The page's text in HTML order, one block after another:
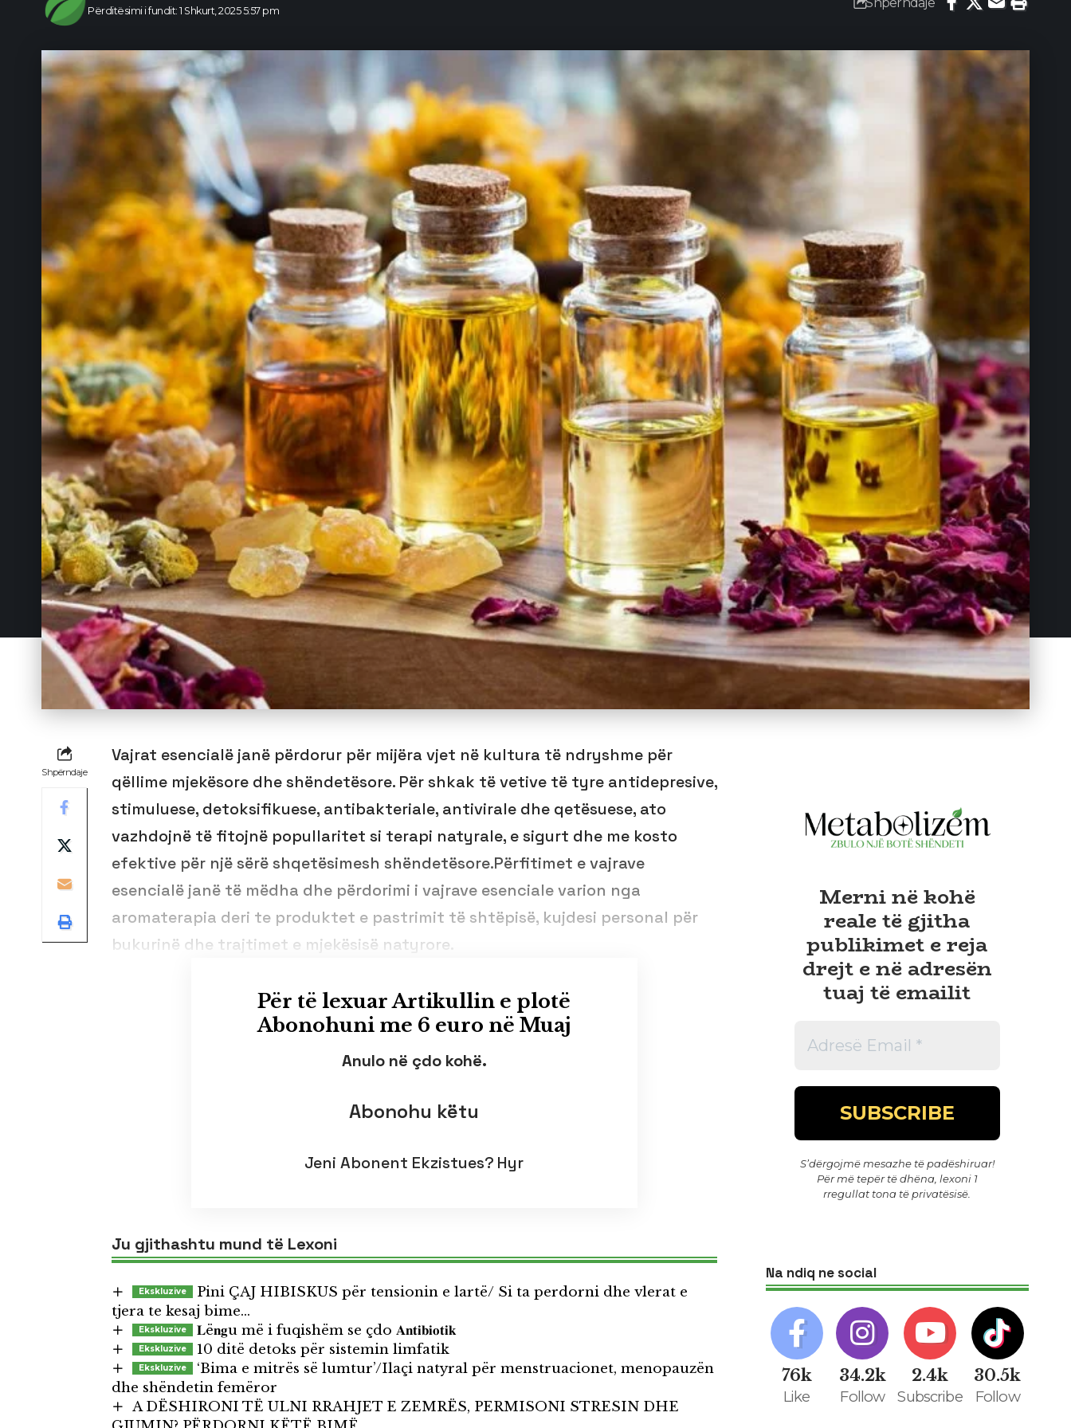
Përditësimi i fundit: 1 Shkurt, 2025 5:57 pm
Shpërndaje
Vajrat esencialë janë përdorur për mijëra vjet në kultura të ndryshme për
qëllime mjekësore dhe shëndetësore. Për shkak të vetive të tyre antidepresive,
stimuluese, detoksifikuese, antibakteriale, antivirale dhe qetësuese, ato
vazhdojnë të fitojnë popullaritet si terapi natyrale, e sigurt dhe me kosto
efektive për një sërë shqetësimesh shëndetësore.Përfitimet e vajrave
esencialë janë të mëdha dhe përdorimi i vajrave esenciale varion nga
aromaterapia deri te produktet e pastrimit të shtëpisë, kujdesi personal për
bukurinë dhe trajtimet e mjekësisë natyrore.
Për të lexuar Artikullin e plotë
Abonohuni me 6 euro në Muaj
Anulo në çdo kohë.
Abonohu këtu
Jeni Abonent Ekzistues? Hyr
Ju gjithashtu mund të Lexoni
Pini ÇAJ HIBISKUS për tensionin e lartë/ Si ta perdorni dhe vlerat e
tjera te kesaj bime…
𝐋ë𝐧𝐠u më i fuqishëm se çdo 𝐀𝐧𝐭𝐢𝐛𝐢𝐨𝐭𝐢𝐤
10 ditë detoks për sistemin limfatik
‘Bima e mitrës së lumtur’/Ilaçi natyral për menstruacionet, menopauzën
dhe shëndetin femëror
A DËSHIRONI TË ULNI RRAHJET E ZEMRËS, PERMISONI STRESIN DHE
Merni në kohë
reale të gjitha
publikimet e reja
drejt e në adresën
tuaj të emailit
S’dërgojmë mesazhe të padëshiruar!
Për më tepër të dhëna, lexoni 1
rregullat tona të privatësisë
Na ndiq ne social
76k
Like
34.2k
Follow
2.4k
Subscribe
30.5k
Follow